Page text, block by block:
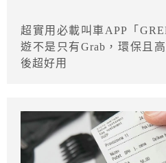
超實用必載叫車APP「
遊不是只有Grab，環保且
後超好用